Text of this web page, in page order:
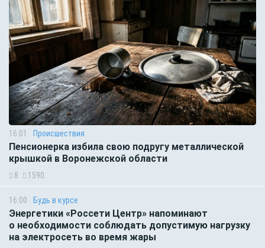
16:01 Происшествия
Пенсионерка избила свою подругу металлической
крышкой в Воронежской области
8 1590
16:00 Будь в курсе
Энергетики «Россети Центр» напоминают
о необходимости соблюдать допустимую нагрузку
на электросеть во время жары